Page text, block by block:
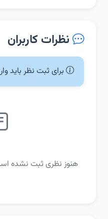
نظرات کاربران
برای ثبت نظر باید
هنوز نظری ثبت نشده